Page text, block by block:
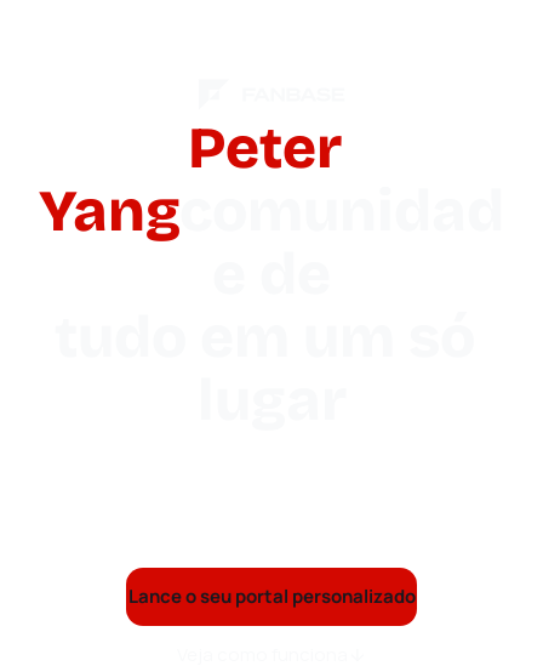
Peter
Yang
Lance o seu portal personalizado